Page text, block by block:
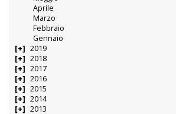
Aprile
Marzo
Febbraio
Gennaio
2019
2018
2017
2016
2015
2014
2013